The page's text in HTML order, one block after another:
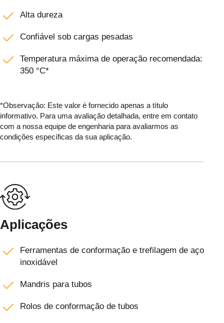
Alta dureza
Confiável sob cargas pesadas
Temperatura máxima de operação recomendada:
350 °C*
*Observação: Este valor é fornecido apenas a título
informativo. Para uma avaliação detalhada, entre em contato
com a nossa equipe de engenharia para avaliarmos as
condições específicas da sua aplicação.
Aplicações
Ferramentas de conformação e trefilagem de aço
inoxidável
Mandris para tubos
Rolos de conformação de tubos